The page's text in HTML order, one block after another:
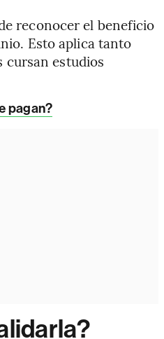
reconocer el beneficio
Esto aplica tanto
cursan estudios
pagan?